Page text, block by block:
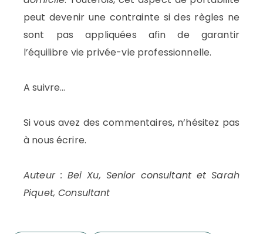
peut devenir une contrainte si des règles ne
sont pas appliquées afin de garantir
l’équilibre vie privée-vie professionnelle.
A suivre…
Si vous avez des commentaires, n’hésitez pas
à nous écrire.
Auteur : Bei Xu, Senior consultant et Sarah
Piquet, Consultant